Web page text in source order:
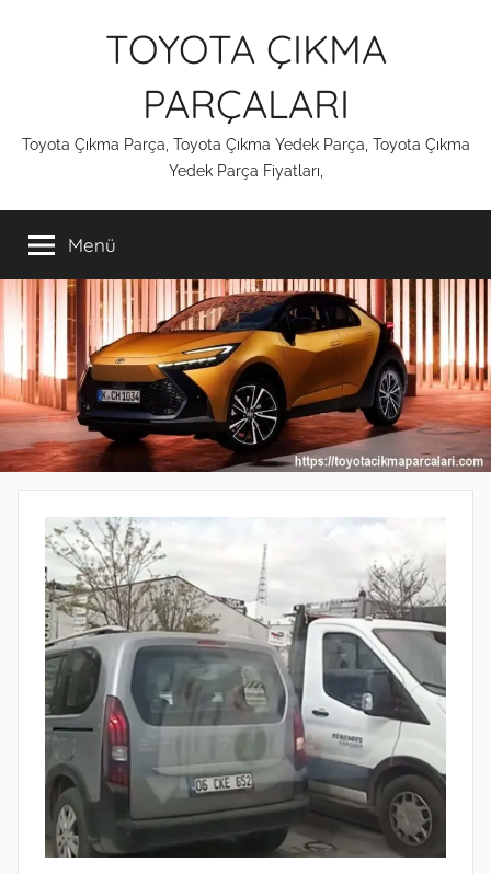
TOYOTA ÇIKMA
PARÇALARI
Toyota Çıkma Parça, Toyota Çıkma Yedek Parça, Toyota Çıkma
Yedek Parça Fiyatları,
Menü